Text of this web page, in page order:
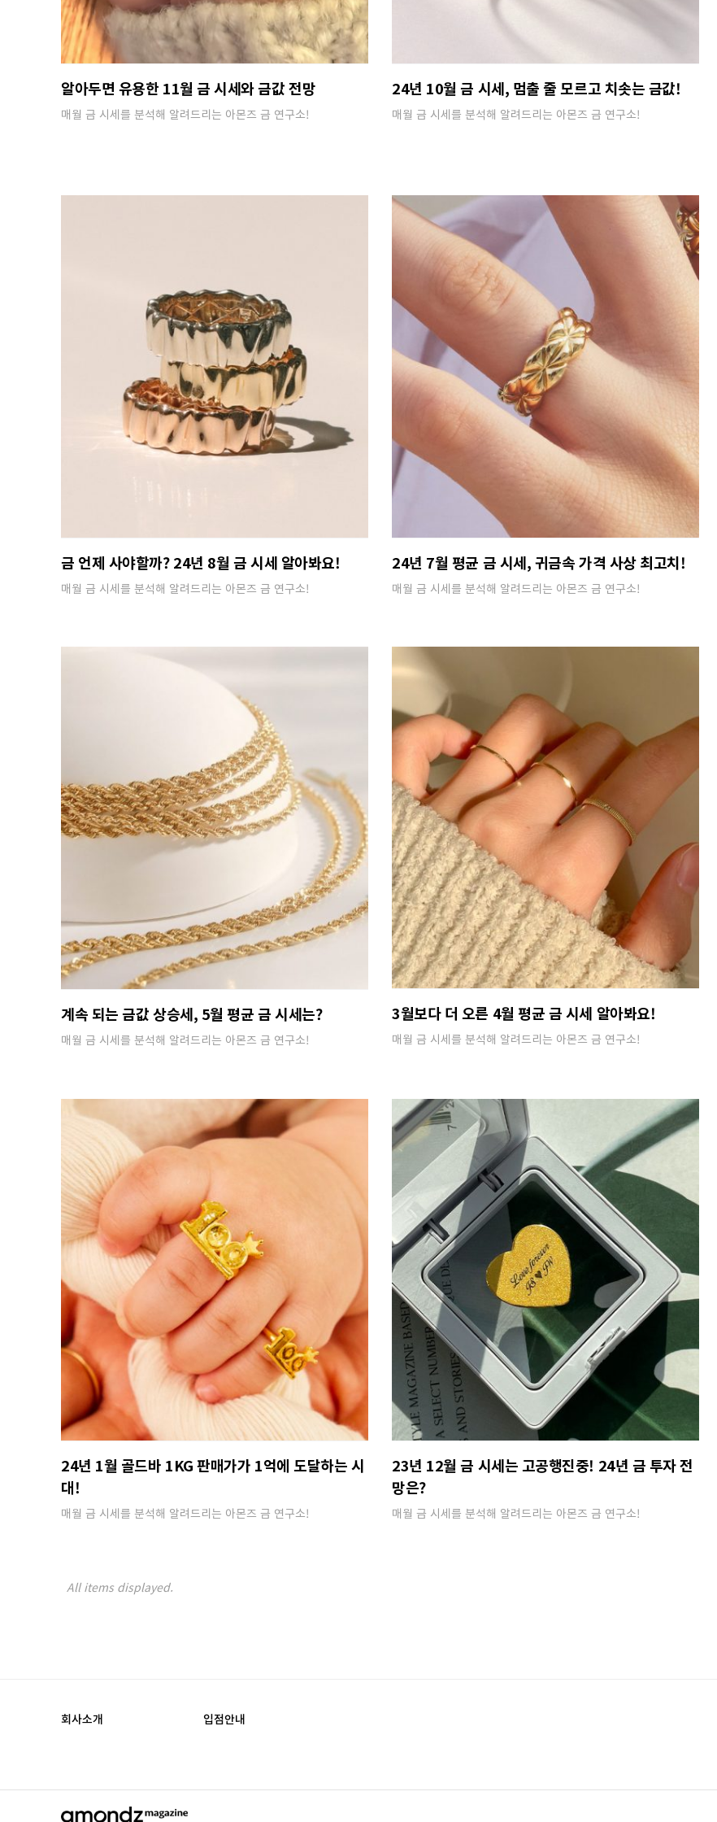
알아두면 유용한 11월 금 시세와 금값 전망
매월 금 시세를 분석해 알려드리는 아몬즈 금 연구소!
24년 10월 금 시세, 멈출 줄 모르고 치솟는 금값!
매월 금 시세를 분석해 알려드리는 아몬즈 금 연구소!
금 언제 사야할까? 24년 8월 금 시세 알아봐요!
매월 금 시세를 분석해 알려드리는 아몬즈 금 연구소!
24년 7월 평균 금 시세, 귀금속 가격 사상 최고치!
매월 금 시세를 분석해 알려드리는 아몬즈 금 연구소!
계속 되는 금값 상승세, 5월 평균 금 시세는?
매월 금 시세를 분석해 알려드리는 아몬즈 금 연구소!
3월보다 더 오른 4월 평균 금 시세 알아봐요!
매월 금 시세를 분석해 알려드리는 아몬즈 금 연구소!
24년 1월 골드바 1KG 판매가가 1억에 도달하는 시
대!
매월 금 시세를 분석해 알려드리는 아몬즈 금 연구소!
23년 12월 금 시세는 고공행진중! 24년 금 투자 전
망은?
매월 금 시세를 분석해 알려드리는 아몬즈 금 연구소!